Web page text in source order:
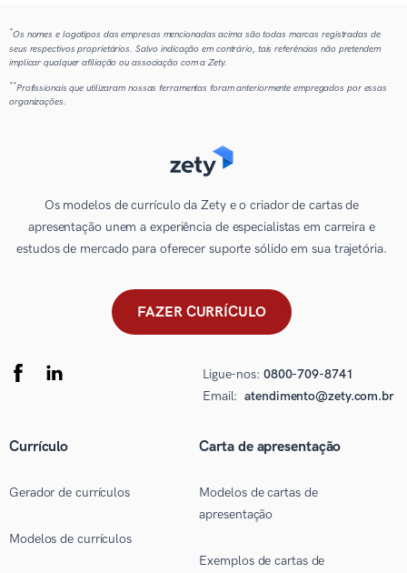
*Os nomes e logotipos das empresas mencionadas acima são todas marcas registradas de
seus respectivos proprietários. Salvo indicação em contrário, tais referências não pretendem
implicar qualquer afiliação ou associação com a Zety.
**Profissionais que utilizaram nossas ferramentas foram anteriormente empregados por essas
organizações.
Os modelos de currículo da Zety e o criador de cartas de
apresentação unem a experiência de especialistas em carreira e
estudos de mercado para oferecer suporte sólido em sua trajetória.
FAZER CURRÍCULO
Ligue-nos: 0800-709-8741
Email: atendimento@zety.com.br
Currículo
Gerador de currículos
Modelos de currículos
Carta de apresentação
Modelos de cartas de
apresentação
Exemplos de cartas de